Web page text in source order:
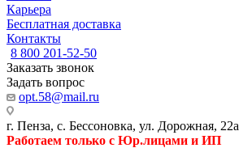
Карьера
Бесплатная доставка
Контакты
8 800 201-52-50
Заказать звонок
Задать вопрос
opt.58@mail.ru
г. Пенза, с. Бессоновка, ул. Дорожная, 22а
Работаем только с Юр.лицами и ИП